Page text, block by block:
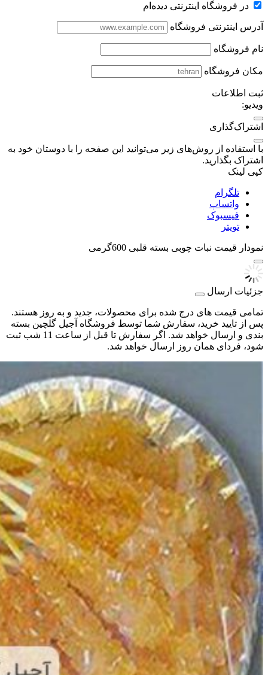
در فروشگاه اینترنتی دیده‌ام
آدرس اینترنتی فروشگاه
نام فروشگاه
مکان فروشگاه
ثبت اطلاعات
ویدیو:
اشتراک‌گذاری
با استفاده از روش‌های زیر می‌توانید این صفحه را با دوستان خود به
اشتراک بگذارید.
کپی لینک
تلگرام
واتساپ
فیسبوک
تویتر
نمودار قیمت نبات چوبی بسته قلبی 600گرمی
جزئیات ارسال
تمامی قیمت های درج شده برای محصولات، جدید و به روز هستند.
پس از تایید خرید، سفارش شما توسط فروشگاه آجیل گلچین بسته
بندی و ارسال خواهد شد. اگر سفارش تا قبل از ساعت 11 شب ثبت
شود، فردای همان روز ارسال خواهد شد.